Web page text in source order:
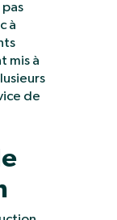
à
mis à
de